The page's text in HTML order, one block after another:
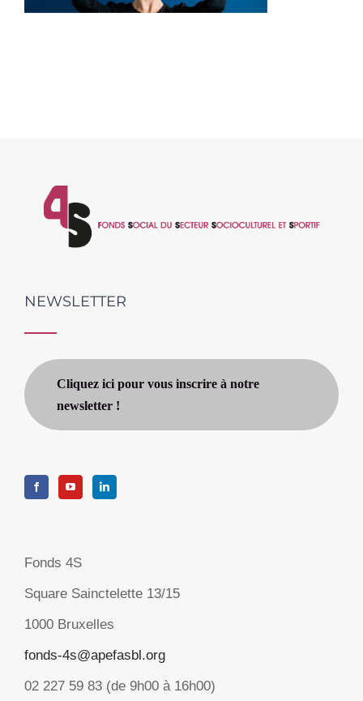
NEWSLETTER
Cliquez ici pour vous inscrire à notre
newsletter !
Fonds 4S
Square Sainctelette 13/15
1000 Bruxelles
fonds-4s@apefasbl.org
02 227 59 83 (de 9h00 à 16h00)